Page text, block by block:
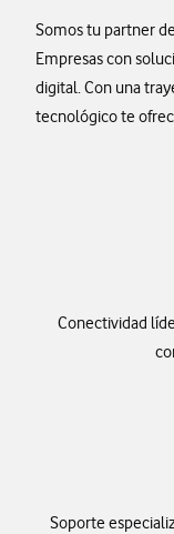
Somos tu partner
Empresas con
digital. Con una
tecnológico te
Conectividad
Soporte